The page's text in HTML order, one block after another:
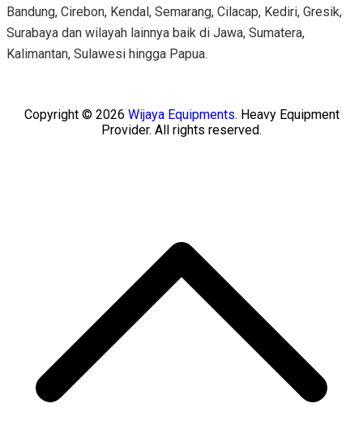
Bandung, Cirebon, Kendal, Semarang, Cilacap, Kediri, Gresik,
Surabaya dan wilayah lainnya baik di Jawa, Sumatera,
Kalimantan, Sulawesi hingga Papua.
Copyright © 2026 Wijaya Equipments. Heavy Equipment
Provider. All rights reserved.